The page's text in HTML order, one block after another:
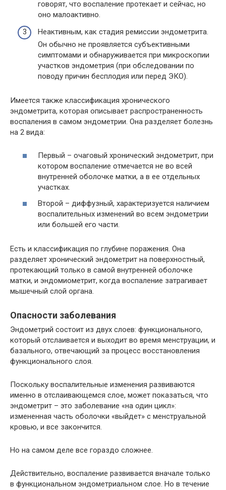
говорят, что воспаление протекает и сейчас, но
оно малоактивно.
Неактивным, как стадия ремиссии эндометрита.
Он обычно не проявляется субъективными
симптомами и обнаруживается при микроскопии
участков эндометрия (при обследовании по
поводу причин бесплодия или перед ЭКО).
Имеется также классификация хронического
эндометрита, которая описывает распространенность
воспаления в самом эндометрии. Она разделяет болезнь
на 2 вида:
Первый – очаговый хронический эндометрит, при
котором воспаление отмечается не во всей
внутренней оболочке матки, а в ее отдельных
участках.
Второй – диффузный, характеризуется наличием
воспалительных изменений во всем эндометрии
или большей его части.
Есть и классификация по глубине поражения. Она
разделяет хронический эндометрит на поверхностный,
протекающий только в самой внутренней оболочке
матки, и эндомиометрит, когда воспаление затрагивает
мышечный слой органа.
Опасности заболевания
Эндометрий состоит из двух слоев: функционального,
который отслаивается и выходит во время менструации, и
базального, отвечающий за процесс восстановления
функционального слоя.
Поскольку воспалительные изменения развиваются
именно в отслаивающемся слое, может показаться, что
эндометрит – это заболевание «на один цикл»:
измененная часть оболочки «выйдет» с менструальной
кровью, и все закончится.
Но на самом деле все гораздо сложнее.
Действительно, воспаление развивается вначале только
в функциональном эндометриальном слое. Но в течение